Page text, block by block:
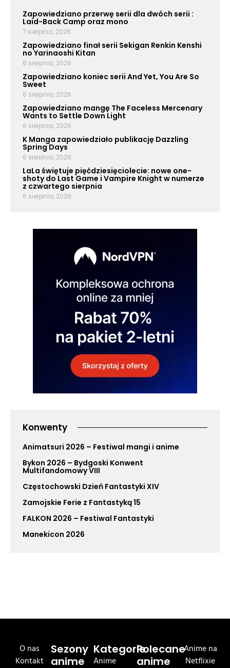
Zapowiedziano przerwę serii dla dwóch serii :
Laid-Back Camp oraz mono
7 sierpnia, 2026
Zapowiedziano finał serii Sekigan Renkin Kenshi
no Yarinaoshi Kitan
6 sierpnia, 2026
Zapowiedziano koniec serii And Yet, You Are So
Sweet
6 sierpnia, 2026
Zapowiedziano mangę The Faceless Mercenary
Wants to Settle Down Light
6 sierpnia, 2026
K Manga zapowiedziało publikację Dazzling
Spring Days
6 sierpnia, 2026
LaLa świętuje pięćdziesięciolecie: nowe one-
shoty do Last Game i Vampire Knight w numerze
z czwartego sierpnia
5 sierpnia, 2026
Konwenty
Animatsuri 2026 – Festiwal mangi i anime
Bykon 2026 – Bydgoski Konwent
Multifandomowy VIII
Częstochowski Dzień Fantastyki XIV
Zamojskie Ferie z Fantastyką 15
FALKON 2026 – Festiwal Fantastyki
Manekicon 2026
O nas
Kontakt
Sezony
anime
Kategorie
Anime
Polecane
anime
Anime na
Netflixie